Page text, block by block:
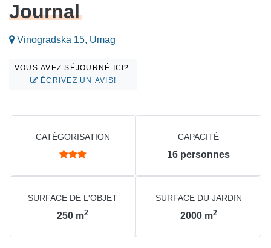
Journal
Vinogradska 15, Umag
VOUS AVEZ SÉJOURNÉ ICI?
ÉCRIVEZ UN AVIS!
CATÉGORISATION CAPACITÉ
16 personnes
SURFACE DE L'OBJET
250 m2
SURFACE DU JARDIN
2000 m2